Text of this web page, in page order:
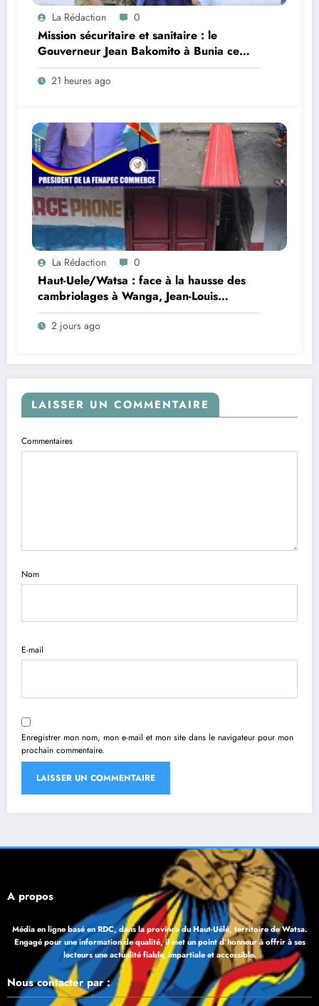
La Rédaction 0
Mission sécuritaire et sanitaire : le
Gouverneur Jean Bakomito à Bunia ce
vendredi
21 heures ago
La Rédaction 0
Haut-Uele/Watsa : face à la hausse des
cambriolages à Wanga, Jean-Louis
Ngahangondi appelle à une
réorganisation du dispositif sécuritaire
2 jours ago
LAISSER UN COMMENTAIRE
Commentaires
Nom
E-mail
Enregistrer mon nom, mon e-mail et mon site dans le navigateur pour mon
prochain commentaire.
À propos
Média en ligne basé en RDC, dans la province du Haut-Uélé, territoire de Watsa.
Engagé pour une information de qualité, il met un point d’honneur à offrir à ses
lecteurs une actualité fiable, impartiale et accessible.
Nous contacter par :